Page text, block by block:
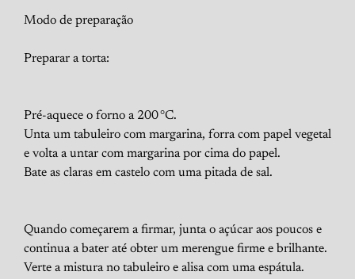
Modo de preparação
Preparar a torta:
Pré-aquece o forno a 200 °C.
Unta um tabuleiro com margarina, forra com papel vegetal
e volta a untar com margarina por cima do papel.
Bate as claras em castelo com uma pitada de sal.
Quando começarem a firmar, junta o açúcar aos poucos e
continua a bater até obter um merengue firme e brilhante.
Verte a mistura no tabuleiro e alisa com uma espátula.